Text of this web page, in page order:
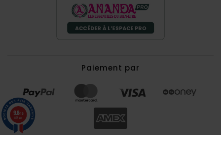
Paiement par
9.8/10
857 avis